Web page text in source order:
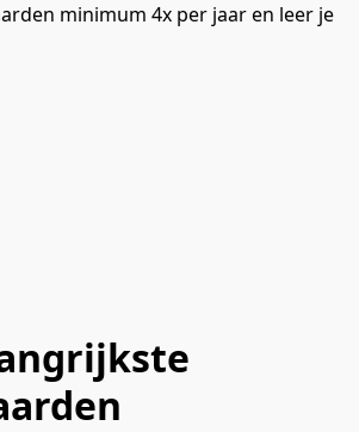
minimum 4x per jaar en leer je